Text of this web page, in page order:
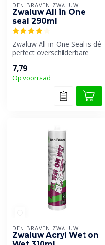
DEN BRAVEN ZWALUW
Zwaluw All in One
seal 290ml
Zwaluw All-in-One Seal is dé
perfect overschilderbare
7,79
Op voorraad
DEN BRAVEN ZWALUW
Zwaluw Acryl Wet on